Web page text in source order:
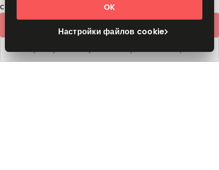
с
Забронировать время обзорного посещения
Настройки файлов cookie
OK